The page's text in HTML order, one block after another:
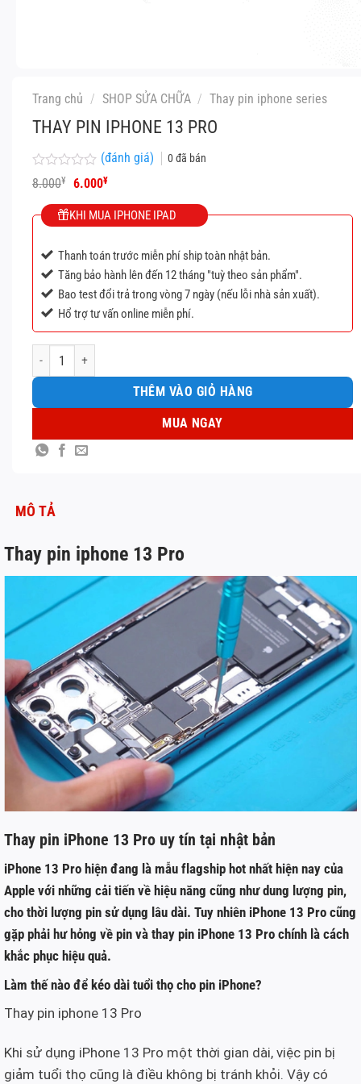
Trang chủ / SHOP SỬA CHỮA / Thay pin iphone series
THAY PIN IPHONE 13 PRO
Được
xếp
hạng
0
(đánh giá) 0đã bán
8.000¥
Giá
là:
8.000¥.
6.000¥Giá
tại
là:
KHI MUA IPHONE IPAD
Thanh toán trước miễn phí ship toàn nhật bản.
Tăng bảo hành lên đến 12 tháng "tuỳ theo sản phẩm".
Bao test đổi trả trong vòng 7 ngày (nếu lỗi nhà sản xuất).
Hổ trợ tư vấn online miễn phí.
Thay pin iphone 13 Pro số lượng
THÊM VÀO GIỎ HÀNG
MUA NGAY
MÔ TẢ
Thay pin iphone 13 Pro
Thay pin iPhone 13 Pro uy tín tại nhật bản
iPhone 13 Pro hiện đang là mẫu flagship hot nhất hiện nay của
Apple với những cải tiến về hiệu năng cũng như dung lượng pin,
cho thời lượng pin sử dụng lâu dài. Tuy nhiên iPhone 13 Pro cũng
gặp phải hư hỏng về pin và thay pin iPhone 13 Pro chính là cách
khắc phục hiệu quả.
Làm thế nào để kéo dài tuổi thọ cho pin iPhone?
Thay pin iphone 13 Pro
Khi sử dụng iPhone 13 Pro một thời gian dài, việc pin bị
giảm tuổi thọ cũng là điều không bị tránh khỏi. Vậy có